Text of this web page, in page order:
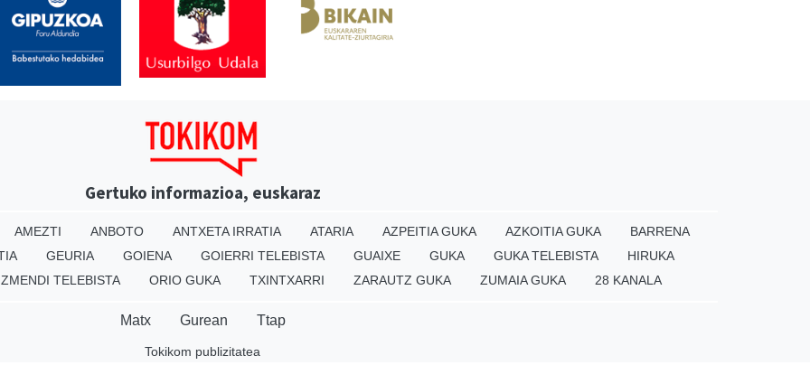
Gertuko informazioa, euskaraz
AMEZTI ANBOTO ANTXETA IRRATIA ATARIA AZPEITIA GUKA AZKOITIA GUKA
BARRENA
GEURIA GOIENA GOIERRI TELEBISTA GUAIXE GUKA GUKA TELEBISTA
HIRUKA
TELEBISTA ORIO GUKA TXINTXARRI ZARAUTZ GUKA ZUMAIA GUKA 28 KANALA
Matx Gurean Ttap
Tokikom publizitatea